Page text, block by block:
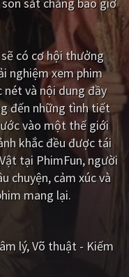
Quốc - Hồng Kông
Bản
có cơ hội thưởng
nghiệm xem phim
và nội dung đầy
đến những tình tiết
vào một thế giới
khắc đều được tái
tại PhimFun, người
chuyện, cảm xúc và
mang lại.
lý Võ thuật - Kiếm